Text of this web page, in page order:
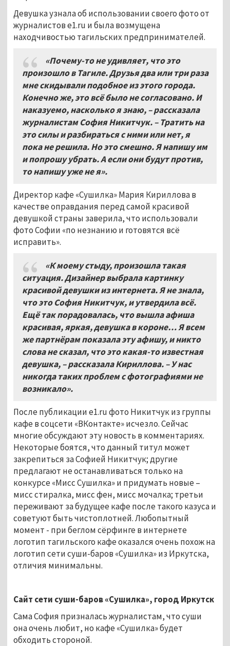
Девушка узнала об использовании своего фото от
журналистов e1.ru и была возмущена
находчивостью тагильских предпринимателей.
«Почему-то не удивляет, что это
произошло в Тагиле. Друзья два или три раза
мне скидывали подобное из этого города.
Конечно же, это всё было не согласовано. И
наказуемо, насколько я знаю, – рассказала
журналистам София Никитчук. – Тратить на
это силы и разбираться с ними или нет, я
пока не решила. Но это смешно. Я напишу им
и попрошу убрать. А если они будут против,
то напишу уже не я».
Директор кафе «Сушилка» Мария Кириллова в
качестве оправдания перед самой красивой
девушкой страны заверила, что использовали
фото Софии «по незнанию и готовятся всё
исправить».
«К моему стыду, произошла такая
ситуация. Дизайнер выбрала картинку
красивой девушки из интернета. Я не знала,
что это София Никитчук, и утвердила всё.
Ещё так порадовалась, что вышла афиша
красивая, яркая, девушка в короне… Я всем
же партнёрам показала эту афишу, и никто
слова не сказал, что это какая-то известная
девушка, – рассказала Кириллова. – У нас
никогда таких проблем с фотографиями не
возникало».
После публикации e1.ru фото Никитчук из группы
кафе в соцсети «ВКонтакте» исчезло. Сейчас
многие обсуждают эту новость в комментариях.
Некоторые боятся, что данный титул может
закрепиться за Софией Никитчук; другие
предлагают не останавливаться только на
конкурсе «Мисс Сушилка» и придумать новые –
мисс стиралка, мисс фен, мисс мочалка; третьи
переживают за будущее кафе после такого казуса и
советуют быть чистоплотней. Любопытный
момент - при беглом сёрфинге в интернете
логотип тагильского кафе оказался очень похож на
логотип сети суши-баров «Сушилка» из Иркутска,
отличия минимальны.
Сайт сети суши-баров «Сушилка», город Иркутск
Сама София призналась журналистам, что суши
она очень любит, но кафе «Сушилка» будет
обходить стороной.